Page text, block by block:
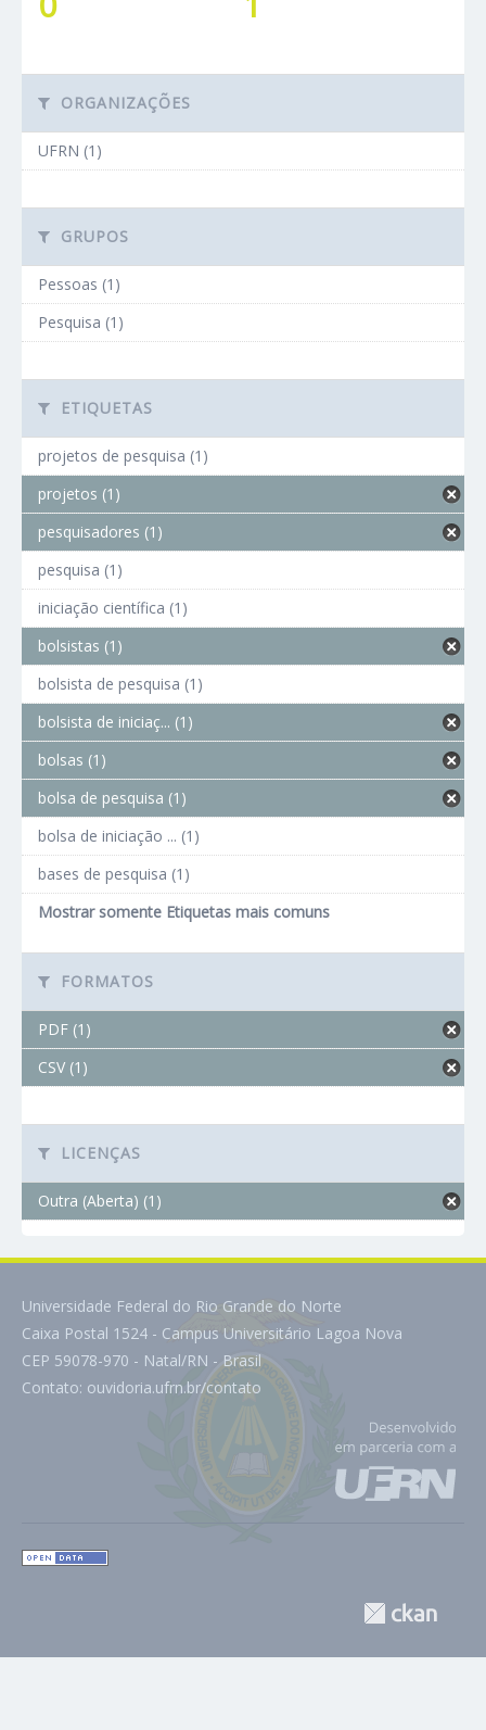
ORGANIZAÇÕES
UFRN (1)
GRUPOS
Pessoas (1)
Pesquisa (1)
ETIQUETAS
projetos de pesquisa (1)
projetos (1)
pesquisadores (1)
pesquisa (1)
iniciação científica (1)
bolsistas (1)
bolsista de pesquisa (1)
bolsista de iniciaç... (1)
bolsas (1)
bolsa de pesquisa (1)
bolsa de iniciação ... (1)
bases de pesquisa (1)
Mostrar somente Etiquetas mais comuns
FORMATOS
PDF (1)
CSV (1)
LICENÇAS
Outra (Aberta) (1)
Universidade Federal do Rio Grande do Norte
Caixa Postal 1524 - Campus Universitário Lagoa Nova
CEP 59078-970 - Natal/RN - Brasil
Contato: ouvidoria.ufrn.br/contato